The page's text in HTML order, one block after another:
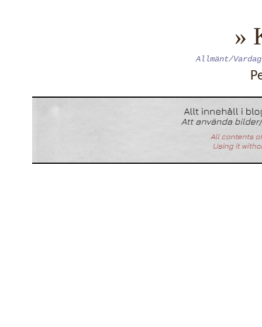
»
Allmänt/Vardag